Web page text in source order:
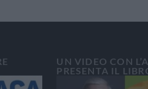
UN VIDEO CON
PRESENTA IL